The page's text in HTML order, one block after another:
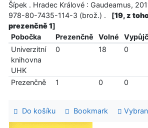
Šípek . Hradec Králové : Gaudeamus,
978-80-7435-114-3 (brož.) .
[19, z
prezenčně 1]
Pobočka
Prezenčně Volné
Univerzitní
knihovna
UHK
0 18 0
Prezenčně 1 0 0
Do košíku Bookmark